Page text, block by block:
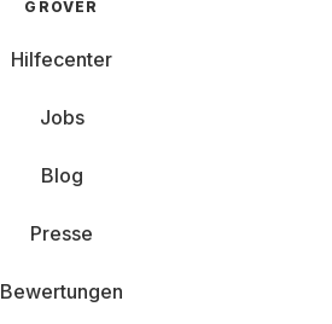
GROVER
Hilfecenter
Jobs
Blog
Presse
Bewertungen